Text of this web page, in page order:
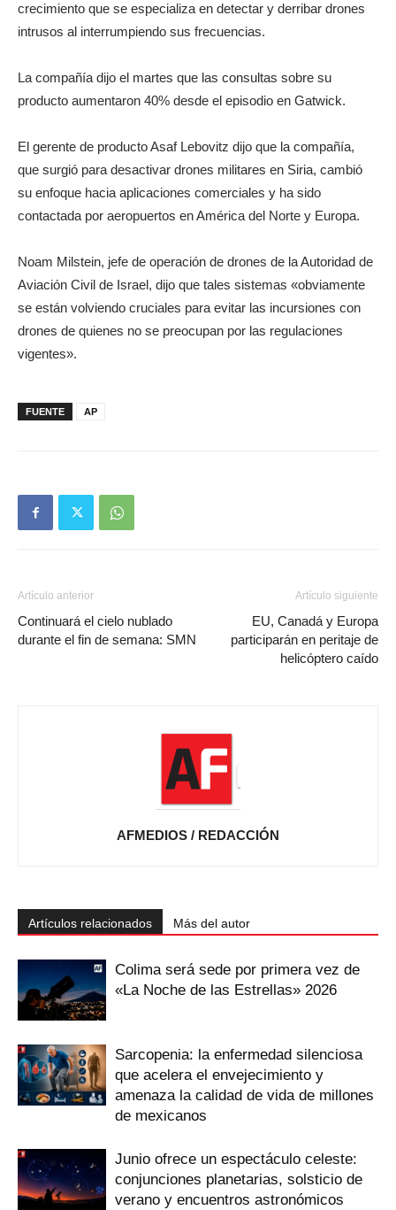
crecimiento que se especializa en detectar y derribar drones
intrusos al interrumpiendo sus frecuencias.
La compañía dijo el martes que las consultas sobre su
producto aumentaron 40% desde el episodio en Gatwick.
El gerente de producto Asaf Lebovitz dijo que la compañía,
que surgió para desactivar drones militares en Siria, cambió
su enfoque hacia aplicaciones comerciales y ha sido
contactada por aeropuertos en América del Norte y Europa.
Noam Milstein, jefe de operación de drones de la Autoridad de
Aviación Civil de Israel, dijo que tales sistemas «obviamente
se están volviendo cruciales para evitar las incursiones con
drones de quienes no se preocupan por las regulaciones
vigentes».
FUENTE AP
Artículo anterior
Continuará el cielo nublado
durante el fin de semana: SMN
Artículo siguiente
EU, Canadá y Europa
participarán en peritaje de
helicóptero caído
AFMEDIOS / REDACCIÓN
Artículos relacionados Más del autor
Colima será sede por primera vez de
«La Noche de las Estrellas» 2026
Sarcopenia: la enfermedad silenciosa
que acelera el envejecimiento y
amenaza la calidad de vida de millones
de mexicanos
Junio ofrece un espectáculo celeste:
conjunciones planetarias, solsticio de
verano y encuentros astronómicos